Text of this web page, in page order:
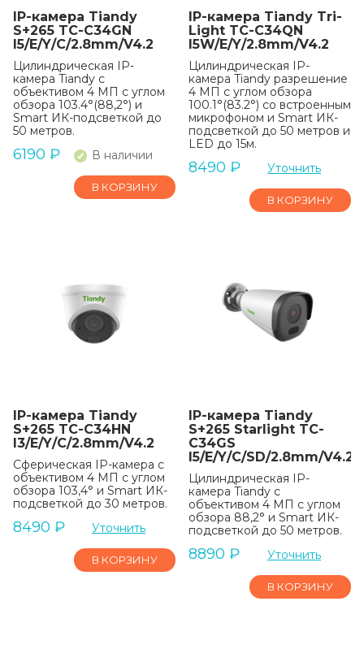
IP-камера Tiandy
S+265 TC-C34GN
I5/E/Y/C/2.8mm/V4.2
Цилиндрическая IP-
камера Tiandy с
объективом 4 МП с углом
обзора 103.4°(88,2°) и
Smart ИК-подсветкой до
50 метров.
6190 ₽ В наличии
В КОРЗИНУ
IP-камера Tiandy Tri-
Light TC-C34QN
I5W/E/Y/2.8mm/V4.2
Цилиндрическая IP-
камера Tiandy разрешение
4 МП с углом обзора
100.1°(83.2°) со встроенным
микрофоном и Smart ИК-
подсветкой до 50 метров и
LED до 15м.
8490 ₽ Уточнить
В КОРЗИНУ
IP-камера Tiandy
S+265 TC-C34HN
I3/E/Y/C/2.8mm/V4.2
Сферическая IP-камера с
объективом 4 МП с углом
обзора 103,4° и Smart ИК-
подсветкой до 30 метров.
8490 ₽ Уточнить
В КОРЗИНУ
IP-камера Tiandy
S+265 Starlight TC-
C34GS
I5/E/Y/C/SD/2.8mm/V4.2
Цилиндрическая IP-
камера Tiandy с
объективом 4 МП с углом
обзора 88,2° и Smart ИК-
подсветкой до 50 метров.
8890 ₽ Уточнить
В КОРЗИНУ